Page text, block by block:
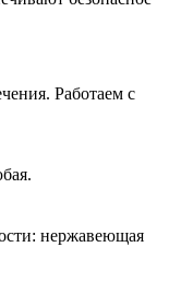
Работаем с
нержавеющая